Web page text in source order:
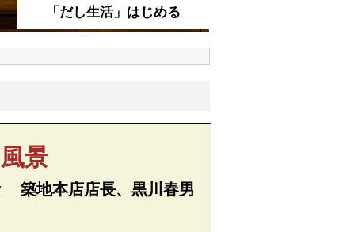
「だし生活」はじめる
景
築地本店店長、黒川春男